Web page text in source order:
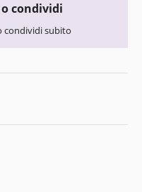
condividi
condividi subito